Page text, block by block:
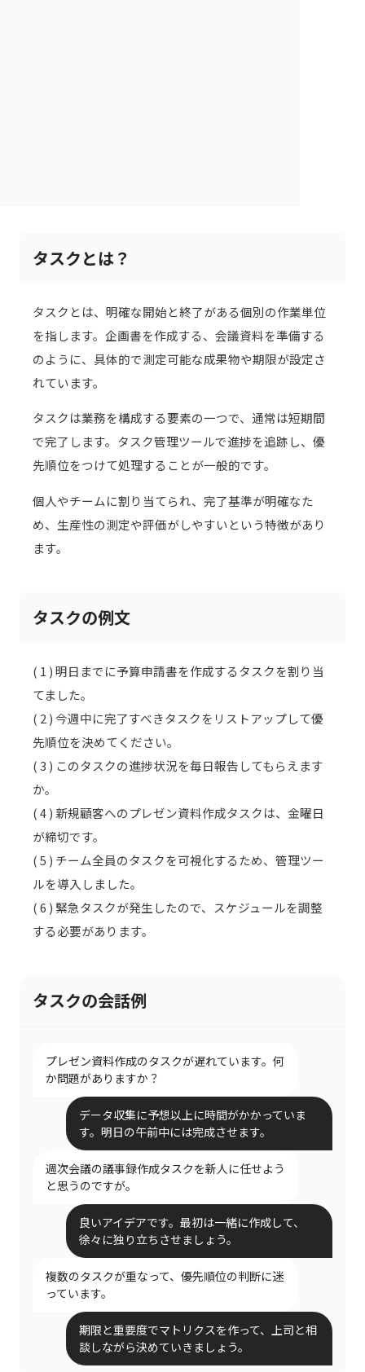
タスクとは？
タスクとは、明確な開始と終了がある個別の作業単位
を指します。企画書を作成する、会議資料を準備する
のように、具体的で測定可能な成果物や期限が設定さ
れています。
タスクは業務を構成する要素の一つで、通常は短期間
で完了します。タスク管理ツールで進捗を追跡し、優
先順位をつけて処理することが一般的です。
個人やチームに割り当てられ、完了基準が明確なた
め、生産性の測定や評価がしやすいという特徴があり
ます。
タスクの例文
( 1 ) 明日までに予算申請書を作成するタスクを割り当
てました。
( 2 ) 今週中に完了すべきタスクをリストアップして優
先順位を決めてください。
( 3 ) このタスクの進捗状況を毎日報告してもらえます
か。
( 4 ) 新規顧客へのプレゼン資料作成タスクは、金曜日
が締切です。
( 5 ) チーム全員のタスクを可視化するため、管理ツー
ルを導入しました。
( 6 ) 緊急タスクが発生したので、スケジュールを調整
する必要があります。
タスクの会話例
プレゼン資料作成のタスクが遅れています。何
か問題がありますか？
データ収集に予想以上に時間がかかっていま
す。明日の午前中には完成させます。
週次会議の議事録作成タスクを新人に任せよう
と思うのですが。
良いアイデアです。最初は一緒に作成して、
徐々に独り立ちさせましょう。
複数のタスクが重なって、優先順位の判断に迷
っています。
期限と重要度でマトリクスを作って、上司と相
談しながら決めていきましょう。